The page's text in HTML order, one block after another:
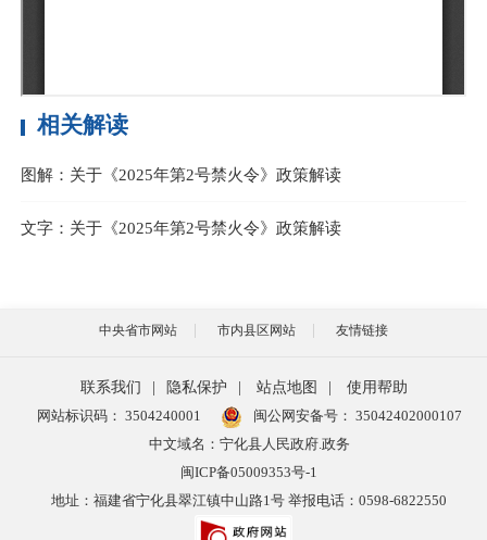
相关解读
图解：关于《2025年第2号禁火令》政策解读
文字：关于《2025年第2号禁火令》政策解读
中央省市网站 市内县区网站 友情链接
联系我们 | 隐私保护 | 站点地图 |
使用帮助
网站标识码： 3504240001
闽公网安备号： 35042402000107
中文域名：宁化县人民政府.政务
闽ICP备05009353号-1
地址：福建省宁化县翠江镇中山路1号 举报电话：0598-6822550